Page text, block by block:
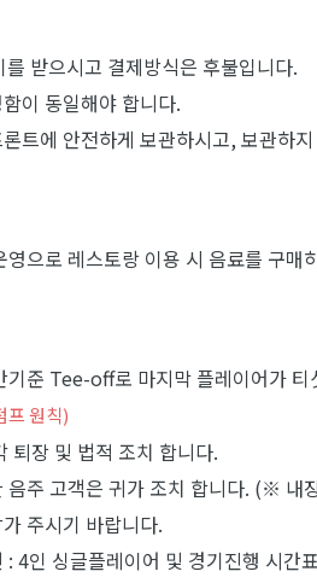
받으시고 결제방식은 후불입니다.
이 동일해야 합니다.
트에 안전하게 보관하시고, 보관하
영으로 레스토랑 이용 시 음료를 구
기준 Tee-off로 마지막 플레이어가
프 원칙)
퇴장 및 법적 조치 합니다.
음주 고객은 귀가 조치 합니다. (※
주시기 바랍니다.
: 4인 싱글플레이어 및 경기진행 시간